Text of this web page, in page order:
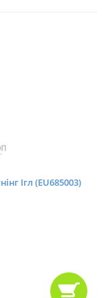
Ігл (EU685003)